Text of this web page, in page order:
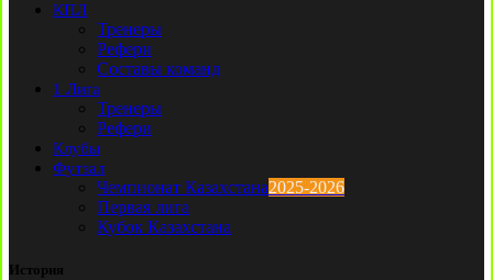
КПЛ
Тренеры
Рефери
Составы команд
1 Лига
Тренеры
Рефери
Клубы
Футзал
Чемпионат Казахстана2025-2026
Первая лига
Кубок Казахстана
История